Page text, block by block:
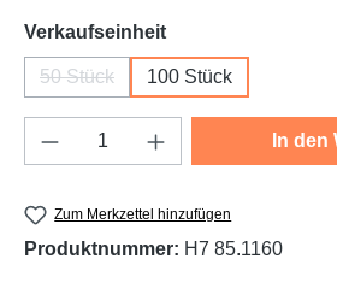
Verkaufseinheitauswählen
50 Stück
(Diese Option ist zurzeit nicht
100 Stück
Produkt Anzahl: Gib den
In den
Zum Merkzettel hinzufügen
Produktnummer: H7 85.1160